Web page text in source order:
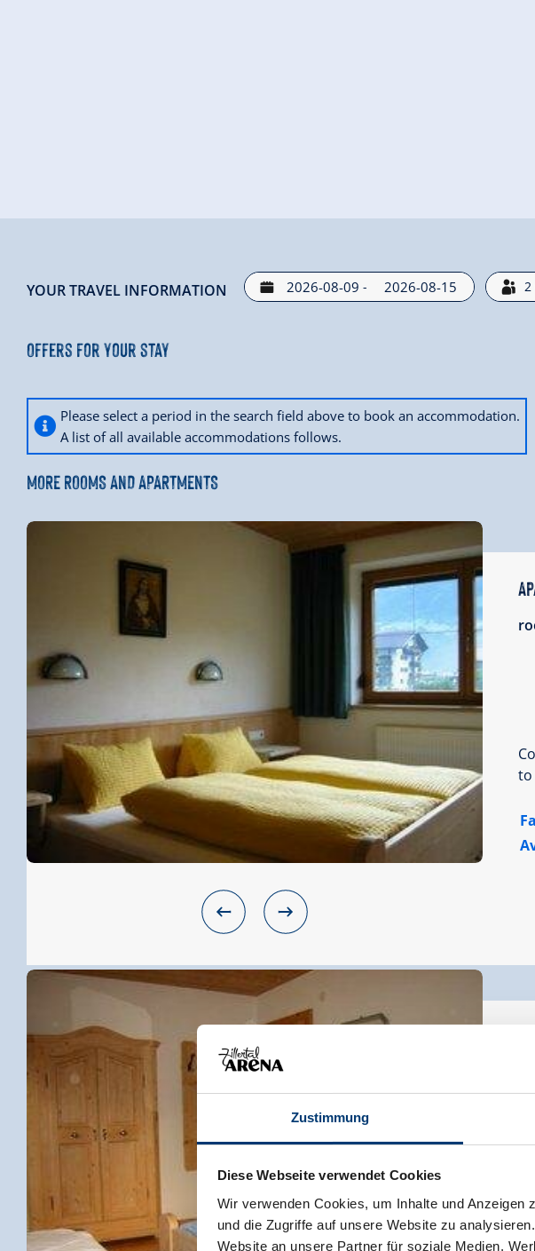
Zustimmung
Diese Webseite verwendet Cookies
Wir verwenden Cookies, um Inhalte und
und die Zugriffe auf unsere Website zu
Website an unsere Partner für soziale Medien,
YOUR TRAVEL INFORMATION - 2
Offers for your stay
Please select a period in the search field above to book an accommodation.
A list of all available accommodations follows.
MORE ROOMS AND APARTMENTS
to